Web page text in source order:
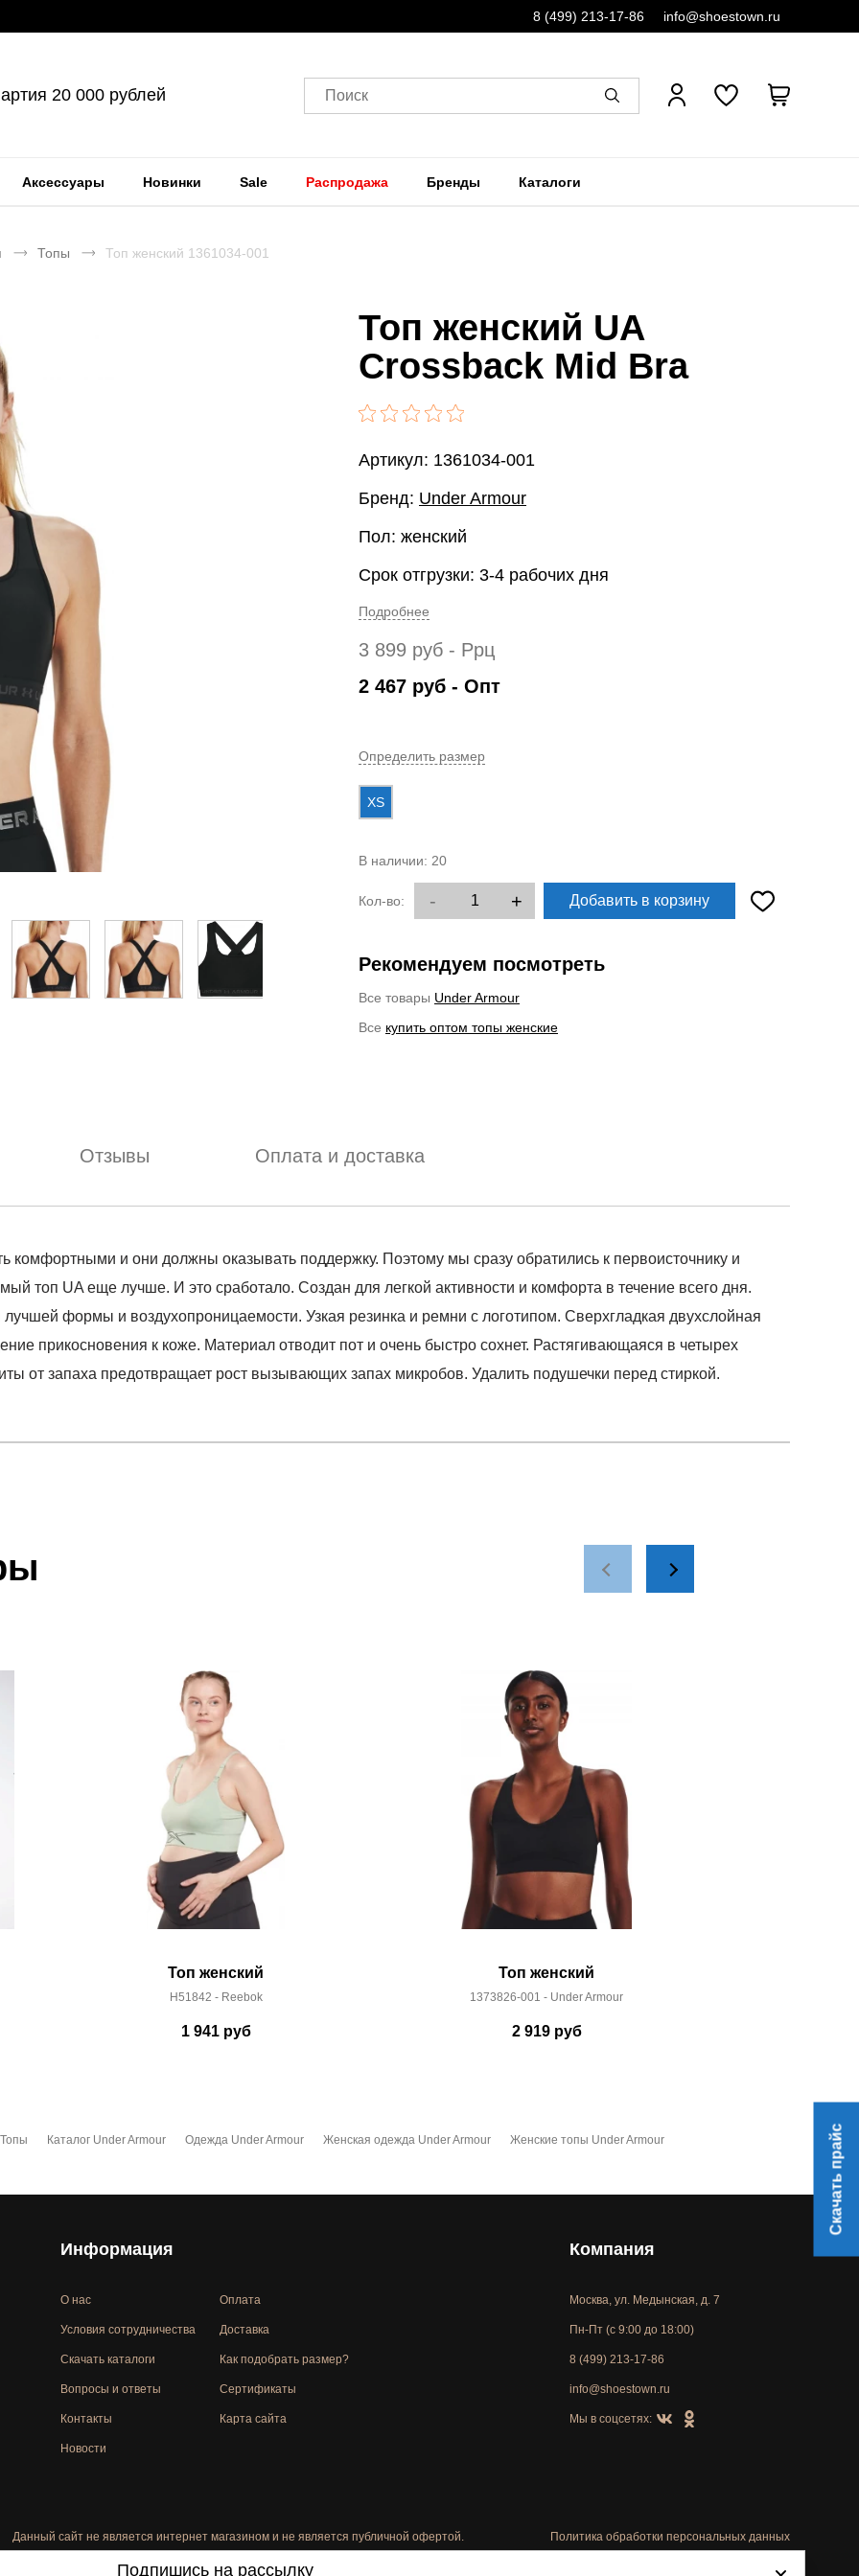
8 (499) 213-17-86 info@shoestown.ru
20 000 рублей Поиск
Аксессуары Новинки Sale Распродажа Бренды Каталоги
Топы Топ женский 1361034-001
Топ женский UA
Crossback Mid Bra
Артикул: 1361034-001
Бренд: Under Armour
Пол: женский
Срок отгрузки: 3-4 рабочих дня
Подробнее
3 899 руб - Ррц
2 467 руб - Опт
Определить размер
XS
В наличии: 20
Кол-во: - + Добавить в корзину
Рекомендуем посмотреть
Все товары Under Armour
Все купить оптом топы женские
Отзывы Оплата и доставка
и они должны оказывать поддержку. Поэтому мы сразу обратились к первоисточнику и
топ UA еще лучше. И это сработало. Создан для легкой активности и комфорта в течение всего дня.
формы и воздухопроницаемости. Узкая резинка и ремни с логотипом. Сверхгладкая двухслойная
прикосновения к коже. Материал отводит пот и очень быстро сохнет. Растягивающаяся в четырех
от запаха предотвращает рост вызывающих запах микробов. Удалить подушечки перед стиркой.
доставки
Топ женский
H51842 - Reebok
1 941руб
Топ женский
1373826-001 - Under Armour
2 919руб
Топы Каталог Under Armour Одежда Under Armour Женская одежда Under Armour Женские топы Under Armour
Информация
О нас
Условия сотрудничества
Скачать каталоги
Вопросы и ответы
Контакты
Новости
Оплата
Доставка
Как подобрать размер?
Сертификаты
Карта сайта
Компания
Москва, ул. Медынская, д. 7
Пн-Пт (с 9:00 до 18:00)
8 (499) 213-17-86
info@shoestown.ru
Мы в соцсетях:
Данный сайт не является интернет магазином и не является публичной офертой. Политика обработки персональных данных
Скачать прайс
Подпишись на рассылку